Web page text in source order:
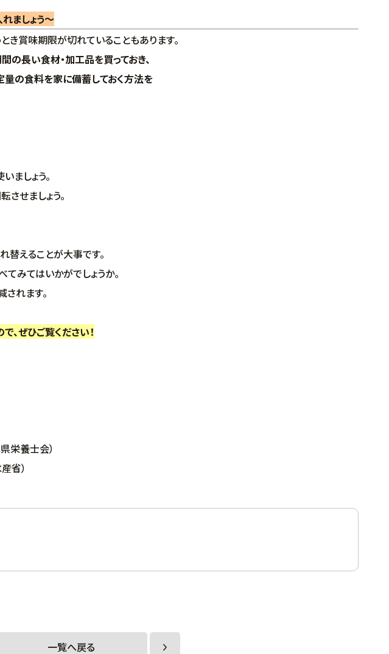
ましょう〜
き賞味期限が切れていることもあります。
長い食材・加工品を買っておき、
量の食料を家に備蓄しておく方法を
しょう。
せましょう。
えることが大事です。
てはいかがでしょうか。
れます。
、ぜひご覧ください！
養士会）
省）
一覧へ戻る